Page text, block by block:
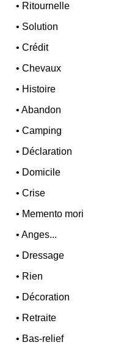
• Ritournelle
• Solution
•Crédit
•Chevaux
• Histoire
•Abandon
•Camping
• Déclaration
• Domicile
•Crise
• Memento mori
•Anges...
• Dressage
• Rien
• Décoration
• Retraite
• Bas-relief